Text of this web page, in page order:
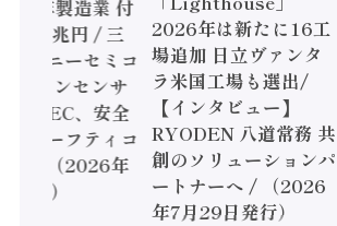
年製造業 付
額86兆円 / 三
とソニーセミコ
ジョンセンサ
/ IDEC、安全
すセーフティコ
ーラ（2026年
発行）
2026年は新たに16工
場追加 日立ヴァンタ
ラ米国工場も選出/
【インタビュー】
RYODEN 八道常務 共
創のソリューションパ
ートナーへ / （2026
年7月29日発行）